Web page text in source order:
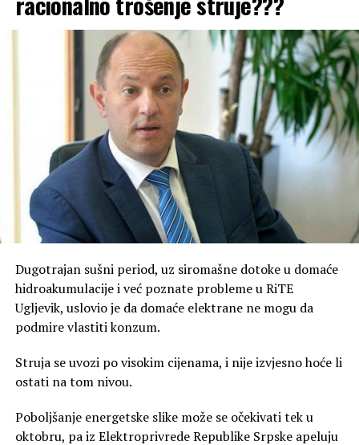
Dugotrajan sušni period, uz siromašne dotoke u domaće
hidroakumulacije i već poznate probleme u RiTE
Ugljevik, uslovio je da domaće elektrane ne mogu da
podmire vlastiti konzum.
Struja se uvozi po visokim cijenama, i nije izvjesno hoće li
ostati na tom nivou.
Poboljšanje energetske slike može se očekivati tek u
oktobru, pa iz Elektroprivrede Republike Srpske apeluju